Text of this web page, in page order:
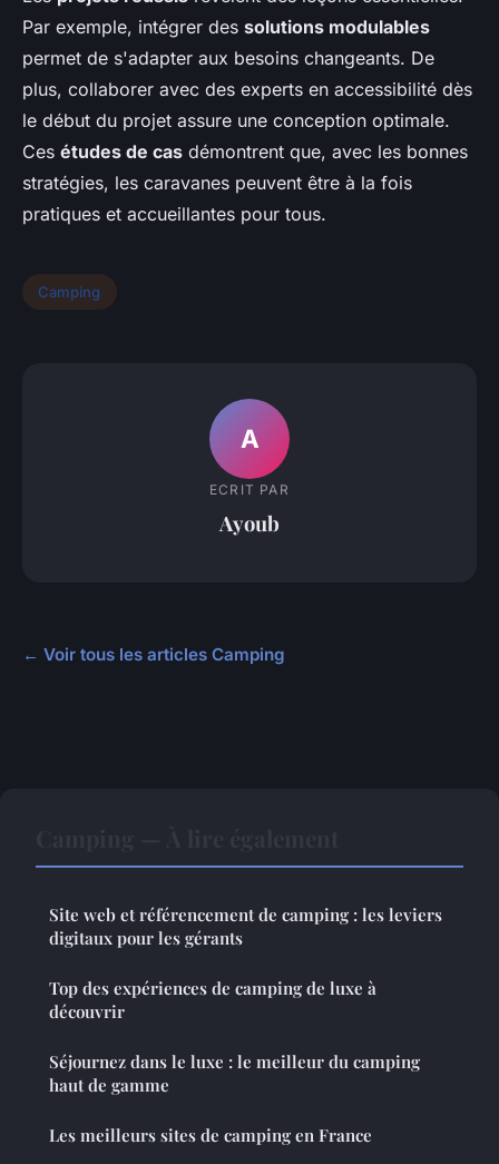
Par exemple, intégrer des solutions modulables
permet de s'adapter aux besoins changeants. De
plus, collaborer avec des experts en accessibilité dès
le début du projet assure une conception optimale.
Ces études de cas démontrent que, avec les bonnes
stratégies, les caravanes peuvent être à la fois
pratiques et accueillantes pour tous.
Camping
A
ECRIT PAR
Ayoub
← Voir tous les articles Camping
Site web et référencement de camping : les leviers
digitaux pour les gérants
Top des expériences de camping de luxe à
découvrir
Séjournez dans le luxe : le meilleur du camping
haut de gamme
Les meilleurs sites de camping en France